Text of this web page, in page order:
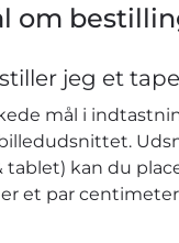
om
jeg et
mål i
tablet) kan du
et par